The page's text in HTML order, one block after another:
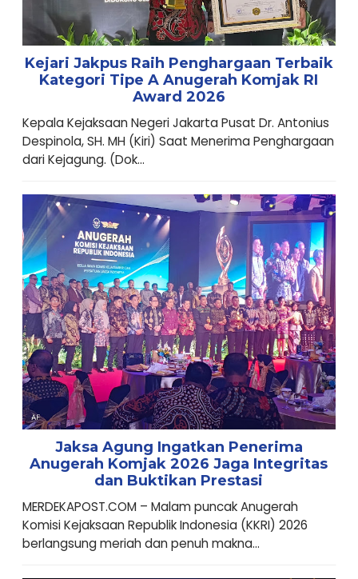
Kejari Jakpus Raih Penghargaan Terbaik
Kategori Tipe A Anugerah Komjak RI
Award 2026
Kepala Kejaksaan Negeri Jakarta Pusat Dr. Antonius
Despinola, SH. MH (Kiri) Saat Menerima Penghargaan
dari Kejagung. (Dok...
Jaksa Agung Ingatkan Penerima
Anugerah Komjak 2026 Jaga Integritas
dan Buktikan Prestasi
MERDEKAPOST.COM – Malam puncak Anugerah
Komisi Kejaksaan Republik Indonesia (KKRI) 2026
berlangsung meriah dan penuh makna...